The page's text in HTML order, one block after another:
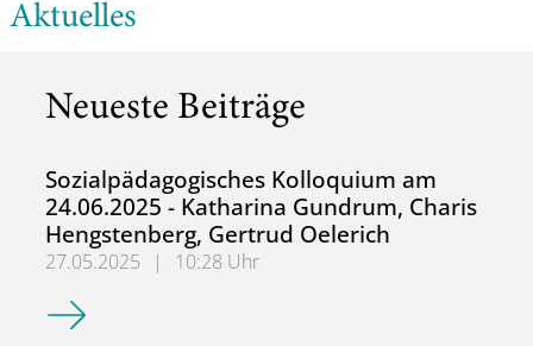
Aktuelles
Neueste Beiträge
Sozialpädagogisches Kolloquium am
24.06.2025 - Katharina Gundrum, Charis
Hengstenberg, Gertrud Oelerich
27.05.2025 |
10:28 Uhr
Sozialpädagogisches Kolloquium am 24.06.2025 -